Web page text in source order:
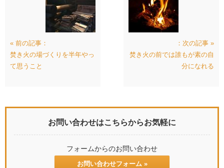
« 前の記事：
焚き火の場づくりを半年やっ
て思うこと
：次の記事 »
焚き火の前では誰もが素の自
分になれる
お問い合わせはこちらからお気軽に
フォームからのお問い合わせ
お問い合わせフォーム »